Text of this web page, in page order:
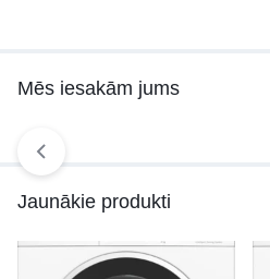
Mēs iesakām jums
Jaunākie produkti